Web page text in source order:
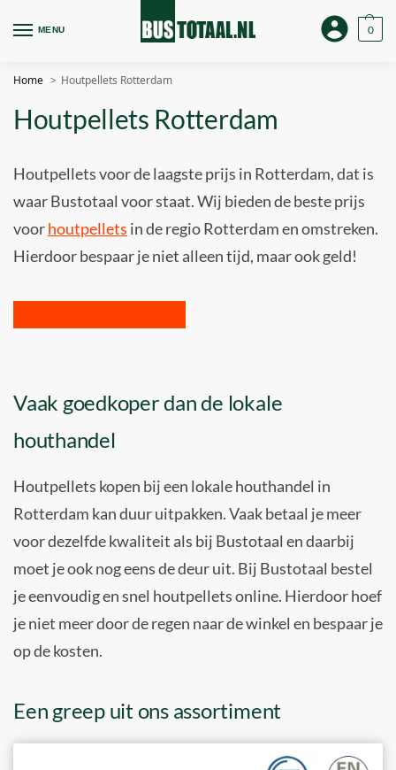
MENU 0
Home Houtpellets Rotterdam
Houtpellets Rotterdam
Houtpellets voor de laagste prijs in Rotterdam, dat is
waar Bustotaal voor staat. Wij bieden de beste prijs
voorhoutpellets in de regio Rotterdam en omstreken.
Hierdoor bespaar je niet alleen tijd, maar ook geld!
Vaak goedkoper dan de lokale
houthandel
Houtpellets kopen bij een lokale houthandel in
Rotterdam kan duur uitpakken. Vaak betaal je meer
voor dezelfde kwaliteit als bij Bustotaal en daarbij
moet je ook nog eens de deur uit. Bij Bustotaal bestel
je eenvoudig en snel houtpellets online. Hierdoor hoef
je niet meer door de regen naar de winkel en bespaar je
op de kosten.
Een greep uit ons assortiment